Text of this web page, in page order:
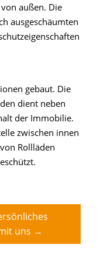
außen. Die
ausgeschäumten
gebaut. Die
dient neben
der Immobilie.
zwischen innen
Rollläden
uns →